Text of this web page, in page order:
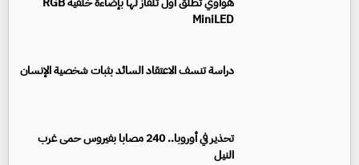
MiniLED
دراسة تنسف الاعتقاد السائد بثبات شخصية الإنسان
تحذير في أوروبا.. 240 مصابا بفيروس حمى غرب
النيل